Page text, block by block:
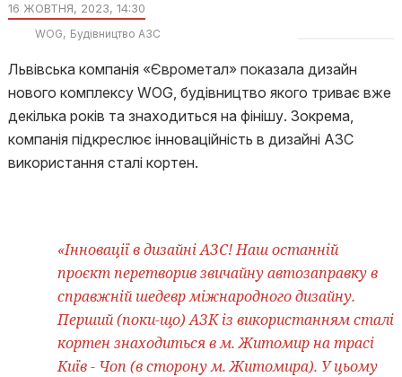
16 ЖОВТНЯ, 2023, 14:30
WOG Будівництво АЗС
Львівська компанія «Єврометал» показала дизайн
нового комплексу WOG, будівництво якого триває вже
декілька років та знаходиться на фінішу. Зокрема,
компанія підкреслює інноваційність в дизайні АЗС
використання сталі кортен.
«Інновації в дизайні АЗС! Наш останній
проєкт перетворив звичайну автозаправку в
справжній шедевр міжнародного дизайну.
Перший (поки-що) АЗК із використанням сталі
кортен знаходиться в м. Житомир на трасі
Київ - Чоп (в сторону м. Житомира). У цьому